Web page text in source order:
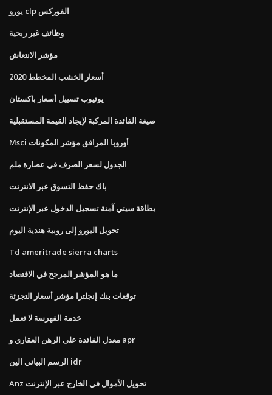
يورو clp الفوركس
وظائف غير ربحية
مؤشر الانتعاش
أسعار الخشب المخطط 2020
يوتيوب تسييل أسعار باكستان
صيغة الفائدة المركبة لإيجاد القيمة المستقبلية
Msci أوروبا المرافق مؤشر المكونات
الجدول لسعر الصرف في عصارة ملم
باك حفظ التسوق عبر الانترنت
بطاقة سيتي آمنة تسجيل الدخول عبر الإنترنت
تحويل اليورو إلى روبية هندية اليوم
Td ameritrade sierra charts
ما هو المؤشر المرجح في الاقتصاد
توقعات بنك إنجلترا مؤشر أسعار التجزئة
خدمة الفهرسة لا تعمل
معدل الفائدة على الرهن العقاري و apr
الرسم البياني الين idr
Anz تحويل الأموال في الخارج عبر الإنترنت